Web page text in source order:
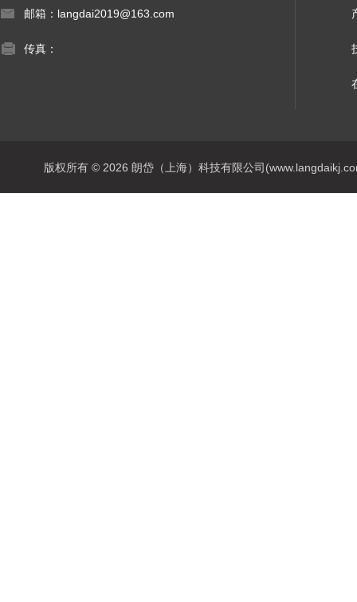
邮箱：langdai2019@163.com
传真：
版权所有 © 2026 朗岱（上海）科技有限公司